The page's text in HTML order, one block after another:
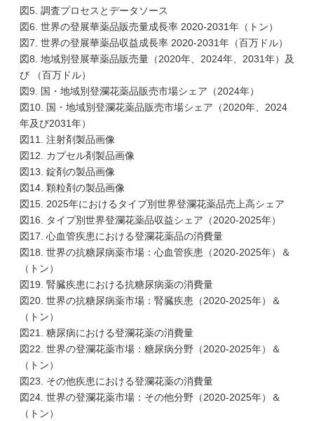
図5. 調査プロセスとデータソース
図6. 世界の登展華薬品販売量成長率 2020-2031年（トン）
図7. 世界の登展華薬品収益成長率 2020-2031年（百万ドル）
図8. 地域別登展華薬品販売量（2020年、2024年、2031年）及
び （百万ドル）
図9. 国・地域別登瀾花薬品販売市場シェア（2024年）
図10. 国・地域別登瀾花薬品販売市場シェア（2020年、2024
年及び2031年）
図11. 注射剤製品画像
図12. カプセル剤製品画像
図13. 錠剤の製品画像
図14. 顆粒剤の製品画像
図15. 2025年におけるタイプ別世界登瀾花薬品売上高シェア
図16. タイプ別世界登瀾花薬品収益シェア（2020-2025年）
図17. 心血管疾患における登瀾花薬品の消費量
図18. 世界の抗糖尿病薬市場：心血管疾患（2020-2025年）＆
（トン）
図19. 腎臓疾患における抗糖尿病薬の消費量
図20. 世界の抗糖尿病薬市場：腎臓疾患（2020-2025年）＆
（トン）
図21. 糖尿病における登瀾花薬の消費量
図22. 世界の登瀾花薬市場：糖尿病分野（2020-2025年）＆
（トン）
図23. その他疾患における登瀾花薬の消費量
図24. 世界の登瀾花薬市場：その他分野（2020-2025年）＆
（トン）